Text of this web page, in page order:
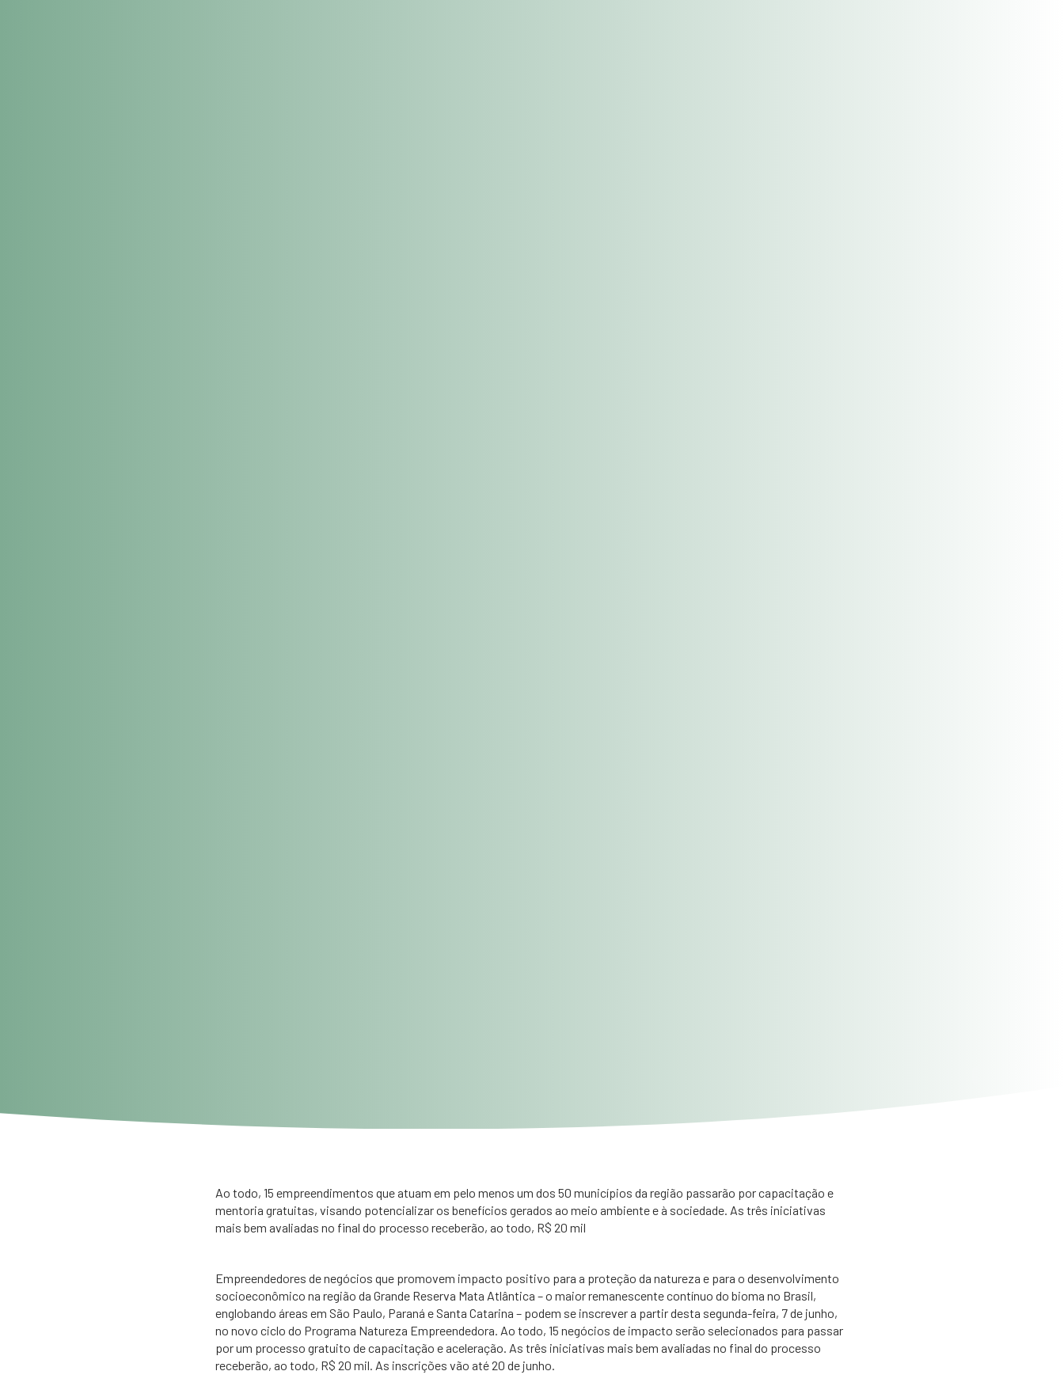
​Ao todo, 15 empreendimentos que atuam em pelo menos um dos 50 municípios da região passarão por capacitação e
mentoria gratuitas, visando potencializar os benefícios gerados ao meio ambiente e à sociedade. As três iniciativas
mais bem avaliadas no final do processo receberão, ao todo, R$ 20 mil
Empreendedores de negócios que promovem impacto positivo para a proteção da natureza e para o desenvolvimento
socioeconômico na região da Grande Reserva Mata Atlântica – o maior remanescente contínuo do bioma no Brasil,
englobando áreas em São Paulo, Paraná e Santa Catarina – podem se inscrever a partir desta segunda-feira, 7 de junho,
no novo ciclo do Programa Natureza Empreendedora. Ao todo, 15 negócios de impacto serão selecionados para passar
por um processo gratuito de capacitação e aceleração. As três iniciativas mais bem avaliadas no final do processo
receberão, ao todo, R$ 20 mil. As inscrições vão até 20 de junho.